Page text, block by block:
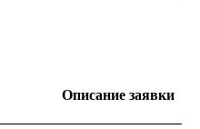
Описание заявки